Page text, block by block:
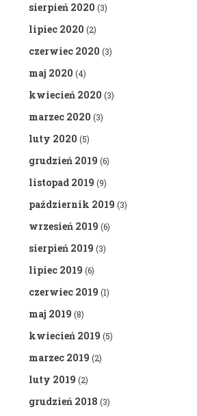
sierpień 2020 (3)
lipiec 2020 (2)
czerwiec 2020 (3)
maj 2020 (4)
kwiecień 2020 (3)
marzec 2020 (3)
luty 2020 (5)
grudzień 2019 (6)
listopad 2019 (9)
październik 2019 (3)
wrzesień 2019 (6)
sierpień 2019 (3)
lipiec 2019 (6)
czerwiec 2019 (1)
maj 2019 (8)
kwiecień 2019 (5)
marzec 2019 (2)
luty 2019 (2)
grudzień 2018 (3)